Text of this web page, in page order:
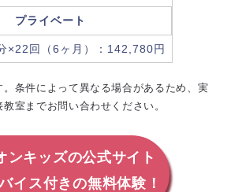
プライベート
×22回（6ヶ月）：142,780円
条件によって異なる場合があるため、実
室までお問い合わせください。
ンキッズの公式サイト
イス付きの無料体験！